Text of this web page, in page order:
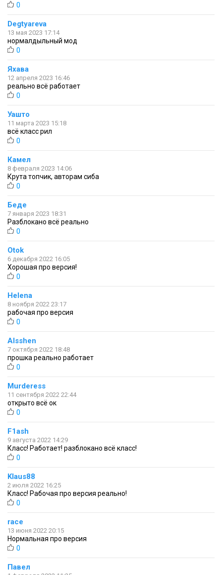
0
Degtyareva
13 мая 2023 17:14
нормалдыльный мод
0
Яхава
12 апреля 2023 16:46
реально всё работает
0
Уашто
11 марта 2023 15:18
всё класс рил
0
Камел
8 февраля 2023 14:06
Крута топчик, авторам сиба
0
Беде
7 января 2023 18:31
Разблокано всё реально
0
Otok
6 декабря 2022 16:05
Хорошая про версия!
0
Helena
8 ноября 2022 23:17
рабочая про версия
0
Alsshen
7 октября 2022 18:48
прошка реально работает
0
Murderess
11 сентября 2022 22:44
открыто всё ок
0
F1ash
9 августа 2022 14:29
Класс! Работает! разблокано всё класс!
0
Klaus88
2 июля 2022 16:25
Класс! Рабочая про версия реально!
0
race
13 июня 2022 20:15
Нормальная про версия
0
Павел